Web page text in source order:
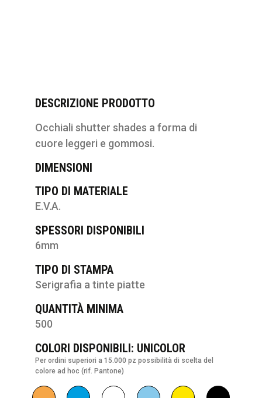
DESCRIZIONE PRODOTTO
Occhiali shutter shades a forma di
cuore leggeri e gommosi.
DIMENSIONI
TIPO DI MATERIALE
E.V.A.
SPESSORI DISPONIBILI
6mm
TIPO DI STAMPA
Serigrafia a tinte piatte
QUANTITÀ MINIMA
500
COLORI DISPONIBILI: UNICOLOR
Per ordini superiori a 15.000 pz possibilità di scelta del
colore ad hoc (rif. Pantone)